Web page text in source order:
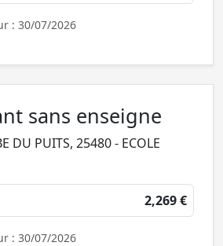
: 30/07/2026
sans enseigne
DU PUITS, 25480 - ECOLE
2,269 €
: 30/07/2026